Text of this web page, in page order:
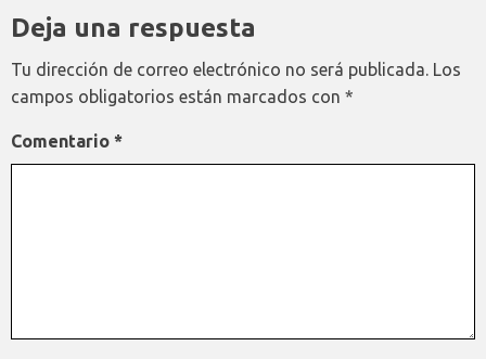
Deja una respuesta
Tu dirección de correo electrónico no será publicada. Los
campos obligatorios están marcados con *
Comentario *